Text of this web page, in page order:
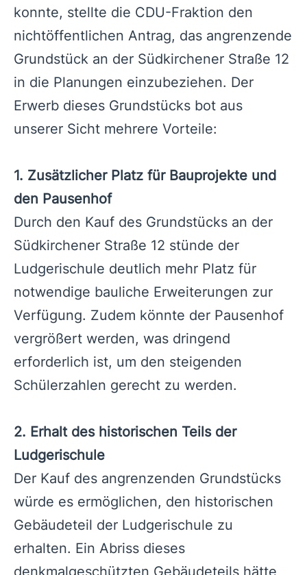
konnte, stellte die CDU-Fraktion den
nichtöffentlichen Antrag, das angrenzende
Grundstück an der Südkirchener Straße 12
in die Planungen einzubeziehen. Der
Erwerb dieses Grundstücks bot aus
unserer Sicht mehrere Vorteile:
1. Zusätzlicher Platz für Bauprojekte und
den Pausenhof
Durch den Kauf des Grundstücks an der
Südkirchener Straße 12 stünde der
Ludgerischule deutlich mehr Platz für
notwendige bauliche Erweiterungen zur
Verfügung. Zudem könnte der Pausenhof
vergrößert werden, was dringend
erforderlich ist, um den steigenden
Schülerzahlen gerecht zu werden.
2. Erhalt des historischen Teils der
Ludgerischule
Der Kauf des angrenzenden Grundstücks
würde es ermöglichen, den historischen
Gebäudeteil der Ludgerischule zu
erhalten. Ein Abriss dieses